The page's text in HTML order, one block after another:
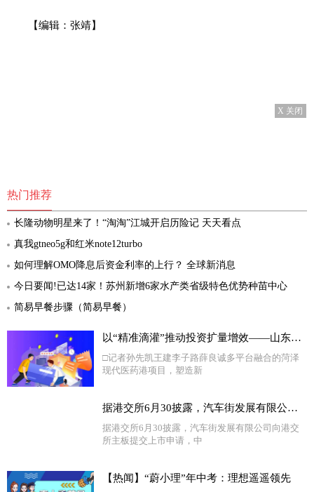
【编辑：张靖】
X 关闭
热门推荐
长隆动物明星来了！“淘淘”江城开启历险记 天天看点
真我gtneo5g和红米note12turbo
如何理解OMO降息后资金利率的上行？ 全球新消息
今日要闻!已达14家！苏州新增6家水产类省级特色优势种苗中心
简易早餐步骤（简易早餐）
以“精准滴灌”推动投资扩量增效——山东省绿色低碳高质量发展重点项目现场观摩札记②
□记者孙先凯王建李子路薛良诚多平台融合的菏泽
现代医药港项目，塑造新
据港交所6月30披露，汽车街发展有限公司向港交所主板提交上市申请，中信证券、海通国际为其联席保荐人 独家
据港交所6月30披露，汽车街发展有限公司向港交
所主板提交上市申请，中
【热闻】“蔚小理”年中考：理想遥遥领先